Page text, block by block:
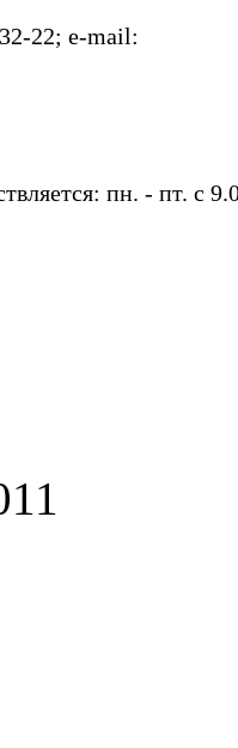
22; e-mail:
пн. - пт. с